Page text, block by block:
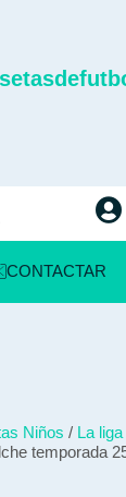
CONTACTAR
Niños / La
temporada